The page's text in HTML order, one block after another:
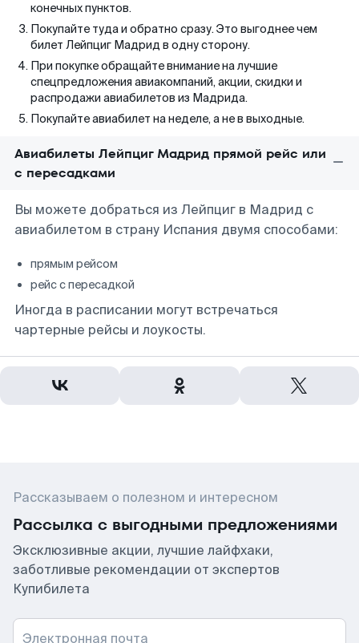
конечных пунктов.
Покупайте туда и обратно сразу. Это выгоднее чем
билет Лейпциг Мадрид в одну сторону.
При покупке обращайте внимание на лучшие
спецпредложения авиакомпаний, акции, скидки и
распродажи авиабилетов из Мадрида.
Покупайте авиабилет на неделе, а не в выходные.
Авиабилеты Лейпциг Мадрид прямой рейс или
с пересадками
Вы можете добраться из Лейпциг в Мадрид с
авиабилетом в страну Испания двумя способами:
прямым рейсом
рейс с пересадкой
Иногда в расписании могут встречаться
чартерные рейсы и лоукосты.
Рассказываем о полезном и интересном
Рассылка с выгодными предложениями
Эксклюзивные акции, лучшие лайфхаки,
заботливые рекомендации от экспертов
Купибилета
Электронная почта